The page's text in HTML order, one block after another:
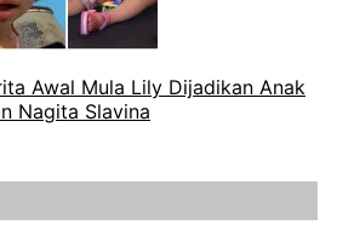
Awal Mula Lily Dijadikan Anak
Nagita Slavina